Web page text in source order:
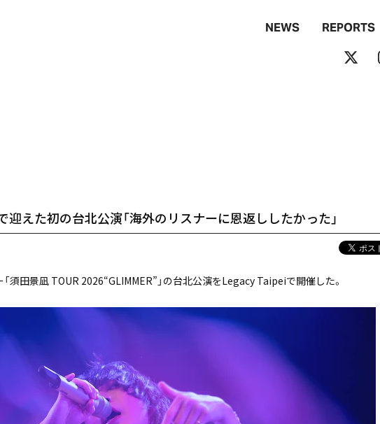
NEWS REPORTS
迎えた初の台北公演「海外のリスナーに恩返ししたかった」
須田景凪 TOUR 2026“GLIMMER”」の台北公演をLegacy Taipeiで開催した。